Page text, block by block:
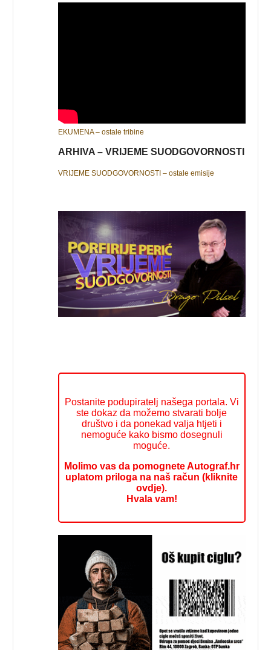
EKUMENA – ostale tribine
ARHIVA – VRIJEME SUODGOVORNOSTI
VRIJEME SUODGOVORNOSTI – ostale emisije
Postanite podupiratelj našega portala. Vi
ste dokaz da možemo stvarati bolje
društvo i da ponekad valja htjeti i
nemoguće kako bismo dosegnuli
moguće.
Molimo vas da pomognete Autograf.hr
uplatom priloga na naš račun (kliknite
ovdje).
Hvala vam!